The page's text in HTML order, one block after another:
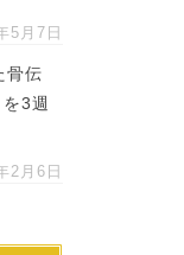
5月7日
骨伝
3週
2月6日